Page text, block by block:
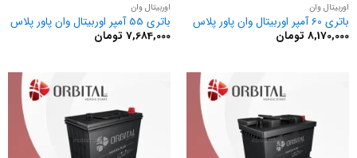
اوربیتال وان
باتری 60 آمپر اوربیتال وان پاور پلاس
8,170,000 تومان
اوربیتال وان
باتری 55 آمپر اوربیتال وان پاور پلاس
7,684,000 تومان